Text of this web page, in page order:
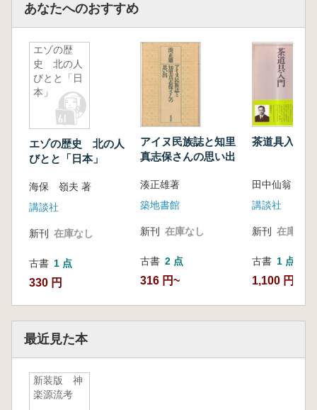
あなたへのおすすめ
エゾの歴
史 北の人
びとと「日
本」
エゾの歴史 北の人
びとと「日本」
海保 嶺夫 著
講談社
新刊 在庫なし
古書 1 点
330 円
アイヌ民族誌と知里
真志保さんの思い出
湊正雄著
築地書館
新刊 在庫なし
古書 2 点
316 円~
茶道具入門
田中仙翁 著
講談社
新刊 在庫なし
古書 1 点
1,100 円
最近見た本
新装版 神
楽源流考